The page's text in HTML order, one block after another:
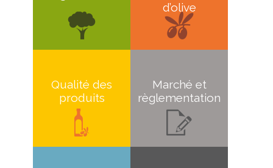
d’olive
Qualité des
produits
Marché et
règlementation